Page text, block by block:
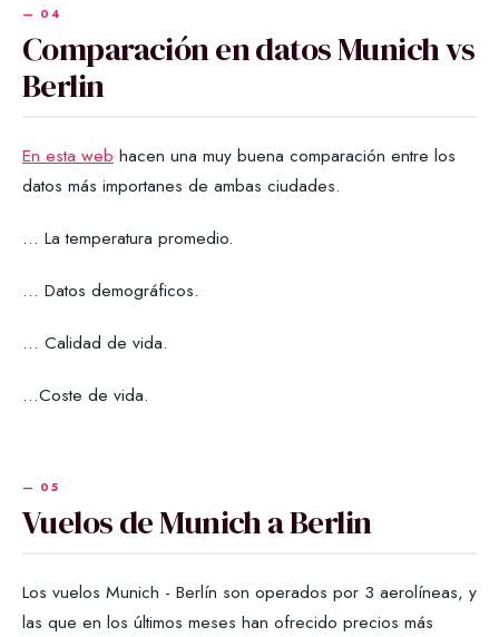
Comparación en datos Munich vs
Berlin
En esta web hacen una muy buena comparación entre los
datos más importanes de ambas ciudades.
... La temperatura promedio.
... Datos demográficos.
... Calidad de vida.
...Coste de vida.
Vuelos de Munich a Berlin
Los vuelos Munich - Berlín son operados por 3 aerolíneas, y
las que en los últimos meses han ofrecido precios más